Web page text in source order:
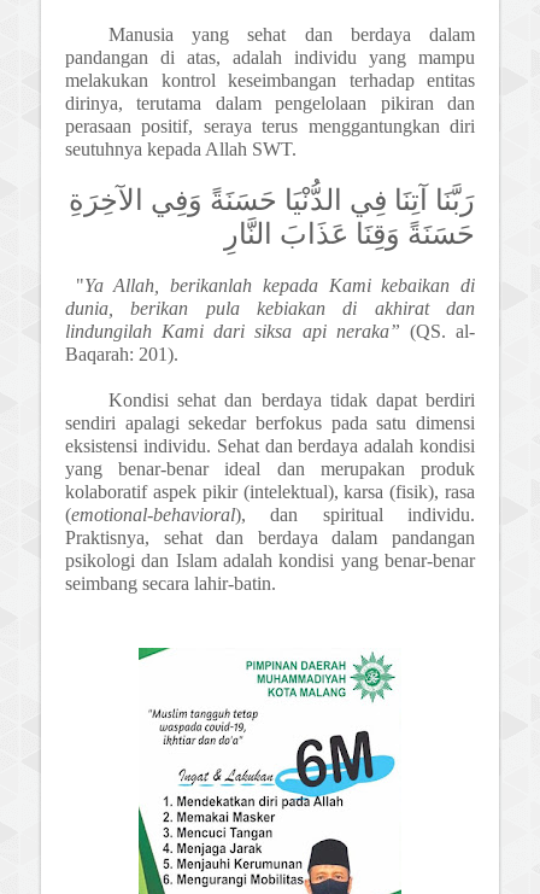
Manusia yang sehat dan berdaya dalam
pandangan di atas, adalah individu yang mampu
melakukan kontrol keseimbangan terhadap entitas
dirinya, terutama dalam pengelolaan pikiran dan
perasaan positif, seraya terus menggantungkan diri
seutuhnya kepada Allah SWT.
رَبَّنَا آتِنَا فِي الدُّنْيَا حَسَنَةً وَفِي الآخِرَةِ
حَسَنَةً وَقِنَا عَذَابَ النَّارِ
"Ya Allah, berikanlah kepada Kami kebaikan di
dunia, berikan pula kebiakan di akhirat dan
lindungilah Kami dari siksa api neraka” (QS. al-
Baqarah: 201).
Kondisi sehat dan berdaya tidak dapat berdiri
sendiri apalagi sekedar berfokus pada satu dimensi
eksistensi individu. Sehat dan berdaya adalah kondisi
yang benar-benar ideal dan merupakan produk
kolaboratif aspek pikir (intelektual), karsa (fisik), rasa
(emotional-behavioral), dan spiritual individu.
Praktisnya, sehat dan berdaya dalam pandangan
psikologi dan Islam adalah kondisi yang benar-benar
seimbang secara lahir-batin.